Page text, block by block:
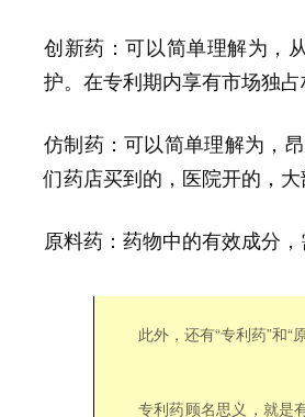
创新药：可以简单理解为，
护。在专利期内享有市场独占
仿制药：可以简单理解为，
们药店买到的，医院开的，大
原料药： 药物中的有效成分
此外，还有“专利药”和“原
专利药顾名思义，就是